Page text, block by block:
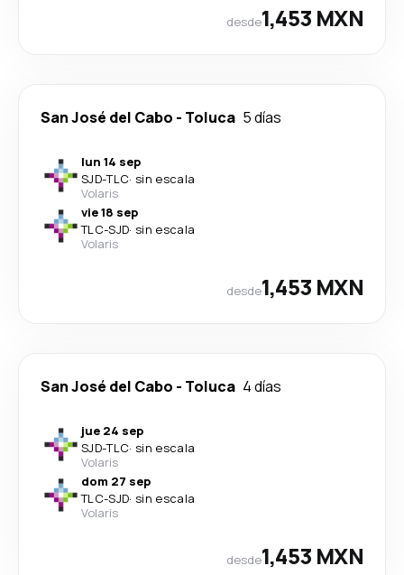
desde1,453 MXN
San José del Cabo - Toluca 5 días
lun 14 sep
SJD-TLC· sin escala
Volaris
vie 18 sep
TLC-SJD· sin escala
Volaris
desde1,453 MXN
San José del Cabo - Toluca 4 días
jue 24 sep
SJD-TLC· sin escala
Volaris
dom 27 sep
TLC-SJD· sin escala
Volaris
desde1,453 MXN